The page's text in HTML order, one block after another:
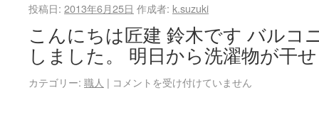
投稿日: 2013年6月25日 作成者: k.suzuki
こんにちは匠建 鈴木です バルコ
しました。 明日から洗濯物が干
カテゴリー: 職人 | コメントを受け付けていません